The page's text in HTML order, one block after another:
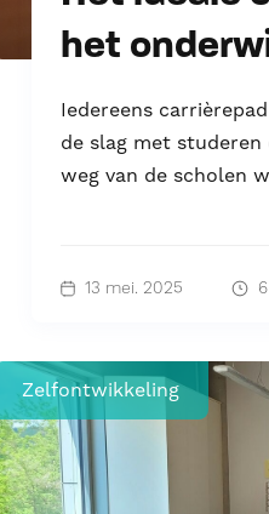
het
Iedereens
de slag met studeren
weg van de scholen
13 mei. 2025
Zelfontwikkeling